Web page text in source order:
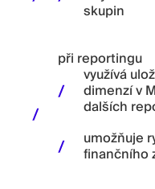
skupin
při reportingu
využívá
dimenzí v
dalších
umožňuje
finančního